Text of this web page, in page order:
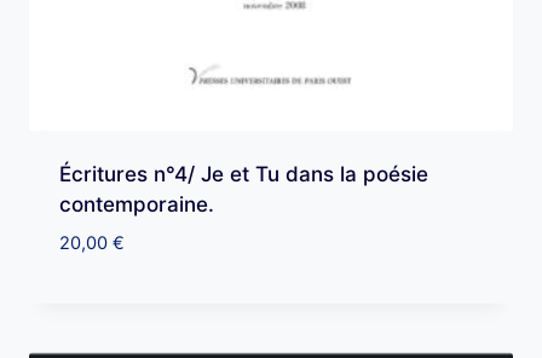
Écritures n°4/ Je et Tu dans la poésie
contemporaine.
20,00 €